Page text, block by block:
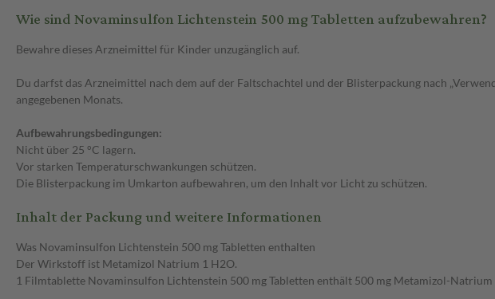
Wie sind Novaminsulfon Lichtenstein 500 mg Tabletten aufzubewahren?
Bewahre dieses Arzneimittel für Kinder unzugänglich auf.
Du darfst das Arzneimittel nach dem auf der Faltschachtel und der Blisterpackung nach
angegebenen Monats.
Aufbewahrungsbedingungen:
Nicht über 25 °C lagern.
Vor starken Temperaturschwankungen schützen.
Die Blisterpackung im Umkarton aufbewahren, um den Inhalt vor Licht zu schützen.
Inhalt der Packung und weitere Informationen
Was Novaminsulfon Lichtenstein 500 mg Tabletten enthalten
Der Wirkstoff ist Metamizol Natrium 1 H2O.
1 Filmtablette Novaminsulfon Lichtenstein 500 mg Tabletten enthält 500 mg Metamizol-Natrium